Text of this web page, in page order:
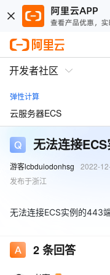
开发者社区
弹性计算
云服务器ECS
无法连接
游客lcbduiodonhsg
2022-
发布于浙江
无法连接ECS实例的443端
2条回答